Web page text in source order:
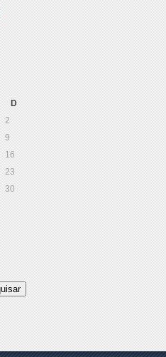
D
2
9
16
23
30